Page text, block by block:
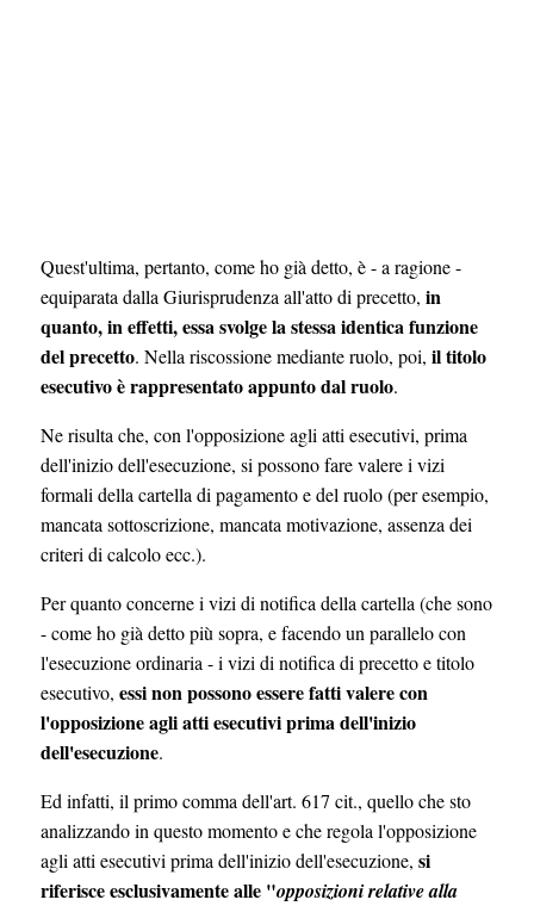
Quest'ultima, pertanto, come ho già detto, è - a ragione -
equiparata dalla Giurisprudenza all'atto di precetto, in
quanto, in effetti, essa svolge la stessa identica funzione
del precetto. Nella riscossione mediante ruolo, poi, il titolo
esecutivo è rappresentato appunto dal ruolo.
Ne risulta che, con l'opposizione agli atti esecutivi, prima
dell'inizio dell'esecuzione, si possono fare valere i vizi
formali della cartella di pagamento e del ruolo (per esempio,
mancata sottoscrizione, mancata motivazione, assenza dei
criteri di calcolo ecc.).
Per quanto concerne i vizi di notifica della cartella (che sono
- come ho già detto più sopra, e facendo un parallelo con
l'esecuzione ordinaria - i vizi di notifica di precetto e titolo
esecutivo, essi non possono essere fatti valere con
l'opposizione agli atti esecutivi prima dell'inizio
dell'esecuzione.
Ed infatti, il primo comma dell'art. 617 cit., quello che sto
analizzando in questo momento e che regola l'opposizione
agli atti esecutivi prima dell'inizio dell'esecuzione, si
riferisce esclusivamente alle "opposizioni relative alla